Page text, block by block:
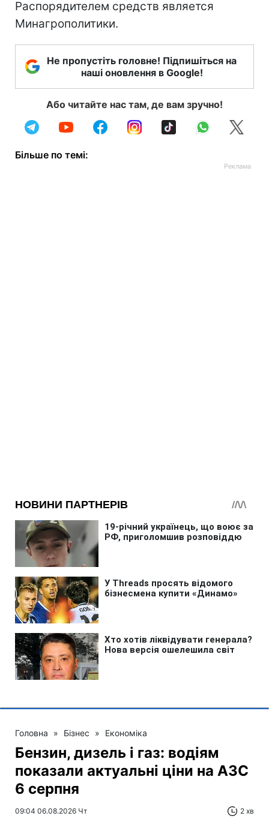
Распорядителем средств является
Минагрополитики.
Не пропустіть головне! Підпишіться на
наші оновлення в Google!
Або читайте нас там, де вам зручно!
Більше по темі:
Головна » Бізнес » Економіка
Бензин, дизель і газ: водіям
показали актуальні ціни на АЗС
6 серпня
09:04 06.08.2026 Чт 2 хв